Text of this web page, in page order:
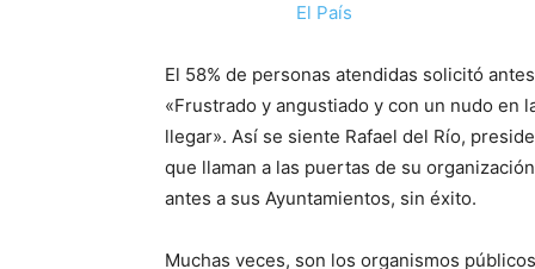
El País
El 58% de personas atendidas solicitó
«Frustrado y angustiado y con un nudo en
llegar». Así se siente Rafael del Río,
que llaman a las puertas de su
antes a sus Ayuntamientos, sin éxito.
Muchas veces, son los organismos